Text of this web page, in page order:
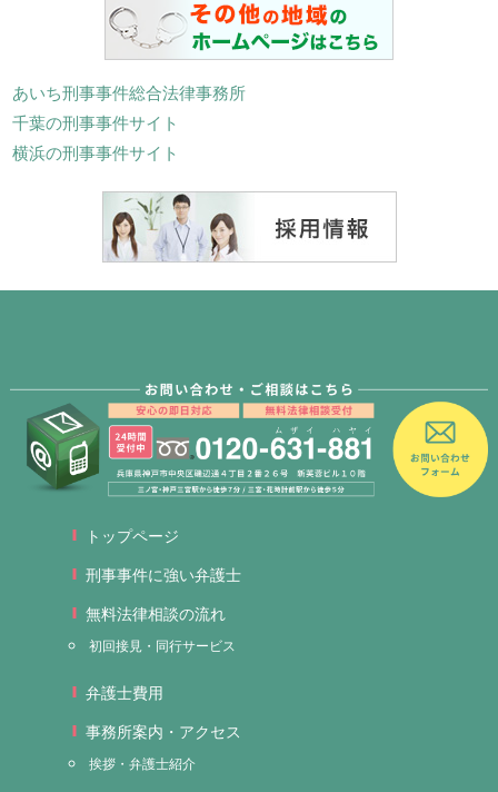
あいち刑事事件総合法律事務所
千葉の刑事事件サイト
横浜の刑事事件サイト
トップページ
刑事事件に強い弁護士
無料法律相談の流れ
初回接見・同行サービス
弁護士費用
事務所案内・アクセス
挨拶・弁護士紹介